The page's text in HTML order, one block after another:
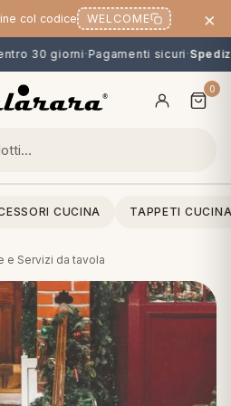
col codice WELCOME ×
30 giorni·Pagamenti sicuri·
0
CUCINA TAPPETI
e Servizi da tavola